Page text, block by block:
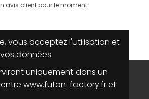
avis client pour le moment.
vous acceptez l'utilisation et
données.
uniquement dans un
www.futon-factory.fr et